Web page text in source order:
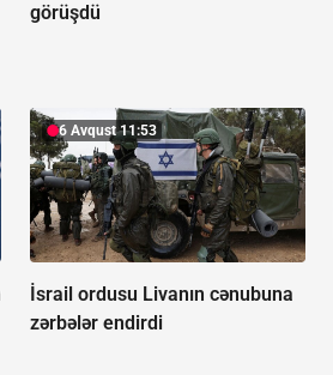
görüşdü
6 Avqust 11:53
İsrail ordusu Livanın cənubuna
zərbələr endirdi